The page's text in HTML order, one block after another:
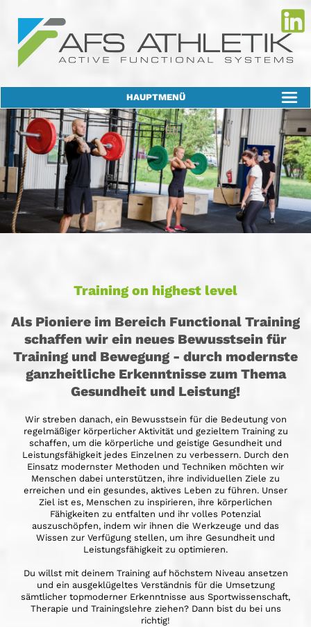
HAUPTMENÜ
Training on highest level
Als Pioniere im Bereich Functional Training
schaffen wir ein neues Bewusstsein für
Training und Bewegung - durch modernste
ganzheitliche Erkenntnisse zum Thema
Gesundheit und Leistung!
Wir streben danach, ein Bewusstsein für die Bedeutung von
regelmäßiger körperlicher Aktivität und gezieltem Training zu
schaffen, um die körperliche und geistige Gesundheit und
Leistungsfähigkeit jedes Einzelnen zu verbessern. Durch den
Einsatz modernster Methoden und Techniken möchten wir
Menschen dabei unterstützen, ihre individuellen Ziele zu
erreichen und ein gesundes, aktives Leben zu führen. Unser
Ziel ist es, Menschen zu inspirieren, ihre körperlichen
Fähigkeiten zu entfalten und ihr volles Potenzial
auszuschöpfen, indem wir ihnen die Werkzeuge und das
Wissen zur Verfügung stellen, um ihre Gesundheit und
Leistungsfähigkeit zu optimieren.
Du willst mit deinem Training auf höchstem Niveau ansetzen
und ein ausgeklügeltes Verständnis für die Umsetzung
sämtlicher topmoderner Erkenntnisse aus Sportwissenschaft,
Therapie und Trainingslehre ziehen? Dann bist du bei uns
richtig!